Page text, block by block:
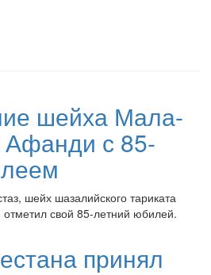
шейха Мала-
с 85-
шейх шазалийского тариката
свой 85-летний юбилей.
принял